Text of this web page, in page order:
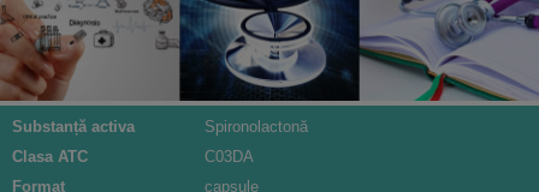
Substanță activa
Spironolactonă
Clasa ATC
C03DA
Format
capsule